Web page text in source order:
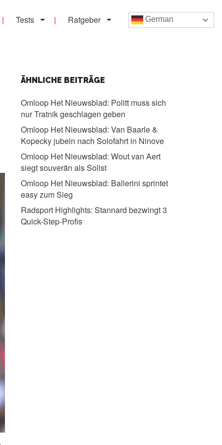
Tests Ratgeber German
ÄHNLICHE BEITRÄGE
Omloop Het Nieuwsblad: Politt muss sich
nur Tratnik geschlagen geben
Omloop Het Nieuwsblad: Van Baarle &
Kopecky jubeln nach Solofahrt in Ninove
Omloop Het Nieuwsblad: Wout van Aert
siegt souverän als Solist
Omloop Het Nieuwsblad: Ballerini sprintet
easy zum Sieg
Radsport Highlights: Stannard bezwingt 3
Quick-Step-Profis